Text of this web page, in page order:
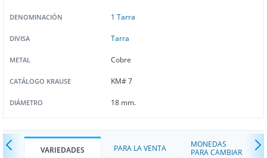
DENOMINACIÓN 1 Tarra
DIVISA Tarra
METAL Cobre
CATÁLOGO KRAUSE KM# 7
DIÁMETRO 18 mm.
VARIEDADES PARA LA VENTA
MONEDAS
PARA CAMBIAR